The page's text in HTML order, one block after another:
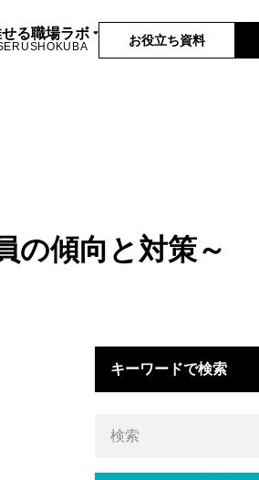
る職場ラボ お役立ち資料
の傾向と対策～
キーワードで検索